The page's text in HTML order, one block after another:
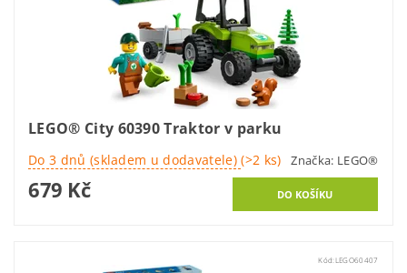
LEGO® City 60390 Traktor v parku
Do 3 dnů (skladem u dodavatele)(>2 ks) Značka: LEGO®
679 Kč
Kód:LEGO60407